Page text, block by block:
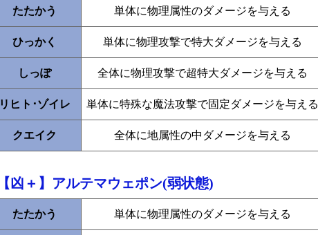
たたかう 単体に物理属性のダメージを与える
ひっかく 単体に物理攻撃で特大ダメージを与える
しっぽ 全体に物理攻撃で超特大ダメージを与える
リヒト･ゾイレ 単体に特殊な魔法攻撃で固定ダメージを与える
クエイク 全体に地属性の中ダメージを与える
【凶＋】アルテマウェポン(弱状態)
たたかう 単体に物理属性のダメージを与える